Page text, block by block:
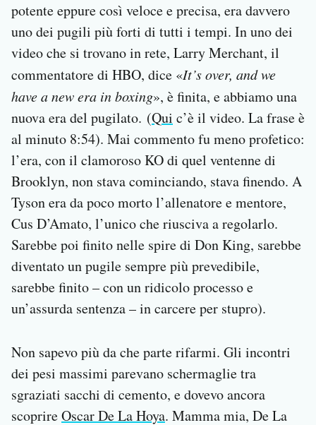
potente eppure così veloce e precisa, era davvero
uno dei pugili più forti di tutti i tempi. In uno dei
video che si trovano in rete, Larry Merchant, il
commentatore di HBO, dice «It’s over, and we
have a new era in boxing», è finita, e abbiamo una
nuova era del pugilato. (Qui c’è il video. La frase è
al minuto 8:54). Mai commento fu meno profetico:
l’era, con il clamoroso KO di quel ventenne di
Brooklyn, non stava cominciando, stava finendo. A
Tyson era da poco morto l’allenatore e mentore,
Cus D’Amato, l’unico che riusciva a regolarlo.
Sarebbe poi finito nelle spire di Don King, sarebbe
diventato un pugile sempre più prevedibile,
sarebbe finito – con un ridicolo processo e
un’assurda sentenza – in carcere per stupro).
Non sapevo più da che parte rifarmi. Gli incontri
dei pesi massimi parevano schermaglie tra
sgraziati sacchi di cemento, e dovevo ancora
scoprireOscar De La Hoya. Mamma mia, De La